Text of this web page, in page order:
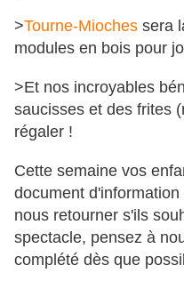
>Tourne-Mioches sera
modules en bois pour
>Et nos incroyables
saucisses et des frites
régaler !
Cette semaine vos
document
nous retourner s'ils
spectacle, pensez à
complété dès que